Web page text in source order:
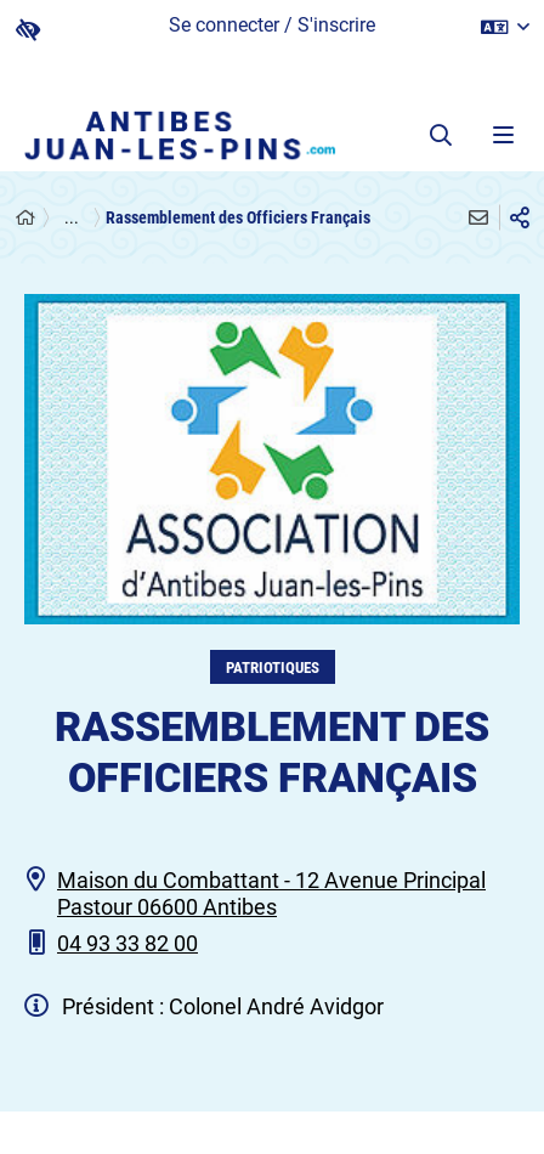
Se connecter / S'inscrire
... Rassemblement des Officiers Français
PATRIOTIQUES
RASSEMBLEMENT DES
OFFICIERS FRANÇAIS
Maison du Combattant - 12 Avenue Principal
Pastour 06600 Antibes
04 93 33 82 00
Président : Colonel André Avidgor